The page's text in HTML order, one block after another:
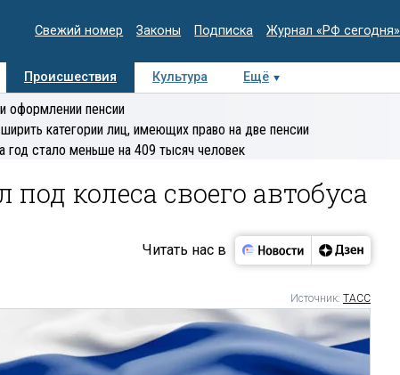
Свежий номер Законы Подписка Журнал «РФ сегодня»
Происшествия Культура Ещё
Интервью
оформлении пенсии
категории лиц, имеющих право на две пенсии
год стало меньше на 409 тысяч человек
колеса своего автобуса
Читать нас в
Источник: ТАСС